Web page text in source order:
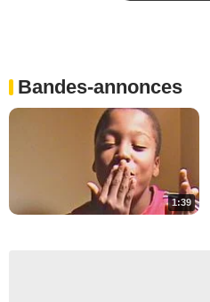
Bandes-annonces
1:39